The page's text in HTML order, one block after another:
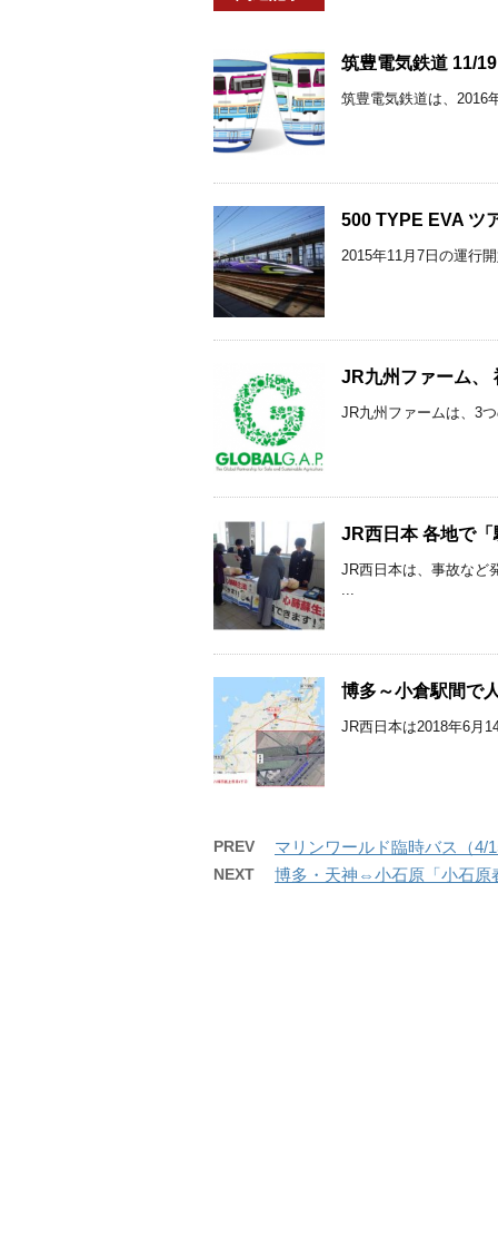
筑豊電気鉄道 11/
筑豊電気鉄道は、2016
500 TYPE EVA ツ
2015年11月7日の運行
JR九州ファーム、
JR九州ファームは、3
JR西日本 各地で
JR西日本は、事故など
...
博多～小倉駅間で
JR西日本は2018年6月
PREV マリンワールド臨時バス（4/
NEXT 博多・天神⇔小石原「小石原